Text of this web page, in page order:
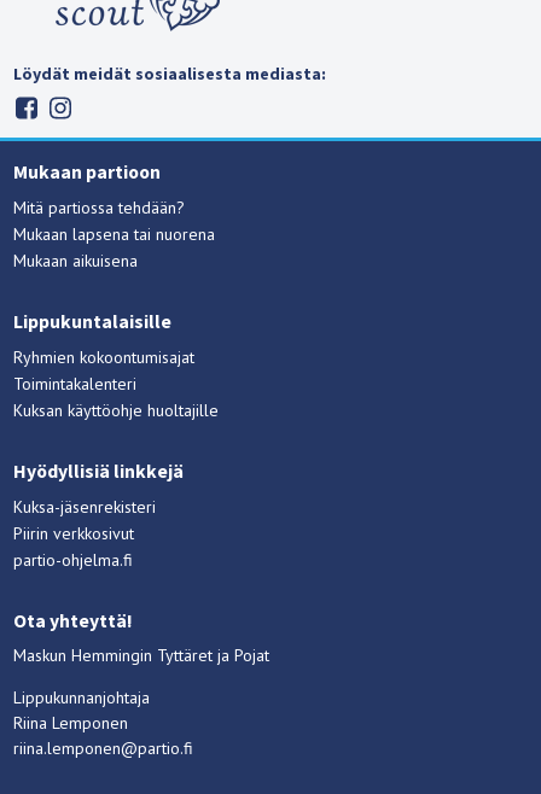
Löydät meidät sosiaalisesta mediasta:
Mukaan partioon
Mitä partiossa tehdään?
Mukaan lapsena tai nuorena
Mukaan aikuisena
Lippukuntalaisille
Ryhmien kokoontumisajat
Toimintakalenteri
Kuksan käyttöohje huoltajille
Hyödyllisiä linkkejä
Kuksa-jäsenrekisteri
Piirin verkkosivut
partio-ohjelma.fi
Ota yhteyttä!
Maskun Hemmingin Tyttäret ja Pojat
Lippukunnanjohtaja
Riina Lemponen
riina.lemponen@partio.fi